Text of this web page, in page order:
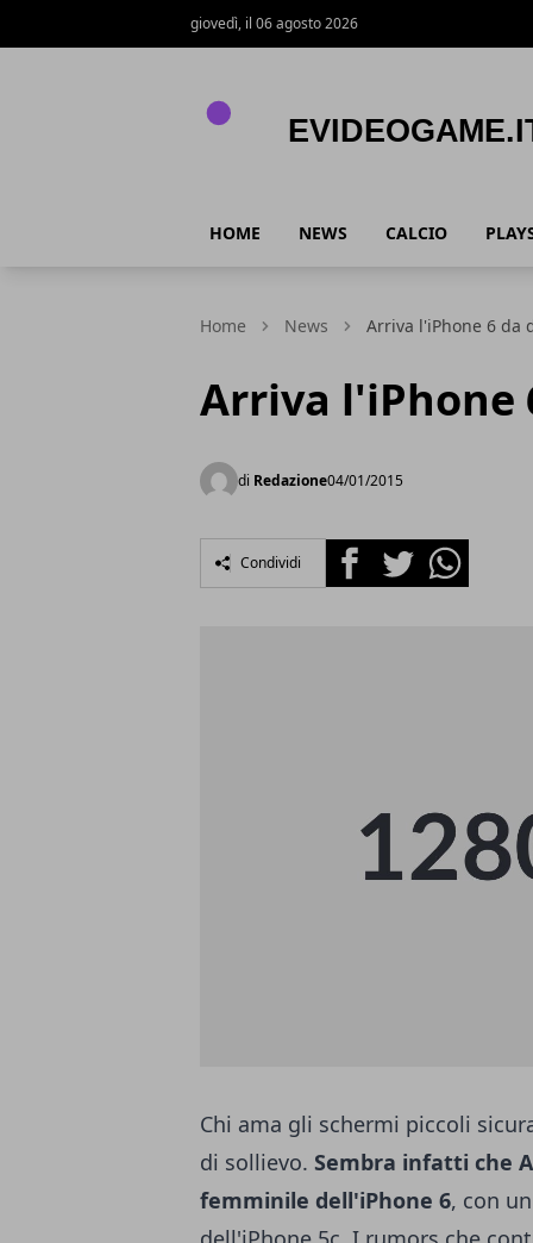
giovedì, il 06 agosto 2026
HOME NEWS CALCIO
Home News Arriva l'iPhone 6 da
Arriva l'iPhone
di Redazione04/01/2015
Condividi FacebookTwitterWhatsapp
Chi ama gli schermi piccoli
di sollievo. Sembra infatti che
femminile dell'iPhone 6, con